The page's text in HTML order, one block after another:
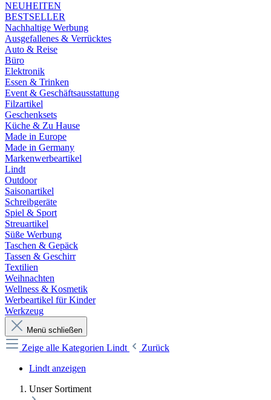
NEUHEITEN
BESTSELLER
Nachhaltige Werbung
Ausgefallenes & Verrücktes
Auto & Reise
Büro
Elektronik
Essen & Trinken
Event & Geschäftsausstattung
Filzartikel
Geschenksets
Küche & Zu Hause
Made in Europe
Made in Germany
Markenwerbeartikel
Lindt
Outdoor
Saisonartikel
Schreibgeräte
Spiel & Sport
Streuartikel
Süße Werbung
Taschen & Gepäck
Tassen & Geschirr
Textilien
Weihnachten
Wellness & Kosmetik
Werbeartikel für Kinder
Werkzeug
Menü schließen
Zeige alle Kategorien Lindt
Zurück
Lindt anzeigen
Unser Sortiment